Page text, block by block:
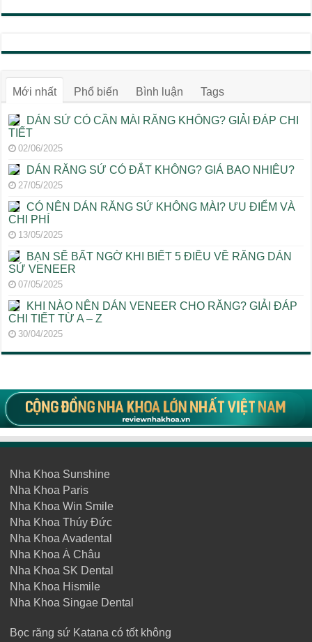
Mới nhất Phổ biến Bình luận Tags
DÁN SỨ CÓ CẦN MÀI RĂNG KHÔNG? GIẢI ĐÁP CHI
TIẾT
02/06/2025
DÁN RĂNG SỨ CÓ ĐẮT KHÔNG? GIÁ BAO NHIÊU?
27/05/2025
CÓ NÊN DÁN RĂNG SỨ KHÔNG MÀI? ƯU ĐIỂM VÀ
CHI PHÍ
13/05/2025
BẠN SẼ BẤT NGỜ KHI BIẾT 5 ĐIỀU VỀ RĂNG DÁN
SỨ VENEER
07/05/2025
KHI NÀO NÊN DÁN VENEER CHO RĂNG? GIẢI ĐÁP
CHI TIẾT TỪ A – Z
30/04/2025
Nha Khoa Sunshine
Nha Khoa Paris
Nha Khoa Win Smile
Nha Khoa Thúy Đức
Nha Khoa Avadental
Nha Khoa Á Châu
Nha Khoa SK Dental
Nha Khoa Hismile
Nha Khoa Singae Dental
Bọc răng sứ Katana có tốt không